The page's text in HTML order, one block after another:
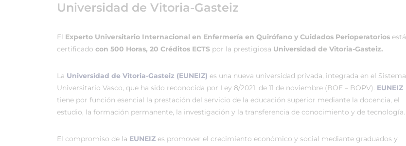
Universidad de Vitoria-Gasteiz
El Experto Universitario Internacional en Enfermería en Quirófano y Cuidados Perioperatorios está
certificado con 500 Horas, 20 Créditos ECTS por la prestigiosa Universidad de Vitoria-Gasteiz.
La Universidad de Vitoria-Gasteiz (EUNEIZ) es una nueva universidad privada, integrada en el Sistema
Universitario Vasco, que ha sido reconocida por Ley 8/2021, de 11 de noviembre (BOE – BOPV). EUNEIZ
tiene por función esencial la prestación del servicio de la educación superior mediante la docencia, el
estudio, la formación permanente, la investigación y la transferencia de conocimiento y de tecnología.
El compromiso de la EUNEIZ es promover el crecimiento económico y social mediante graduados y